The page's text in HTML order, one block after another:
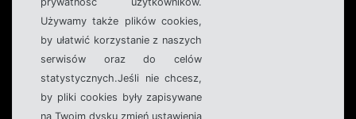
Używamy także plików cookies,
by ułatwić korzystanie z naszych
serwisów oraz do celów
statystycznych.Jeśli nie chcesz,
by pliki cookies były zapisywane
na Twoim dysku zmień ustawienia